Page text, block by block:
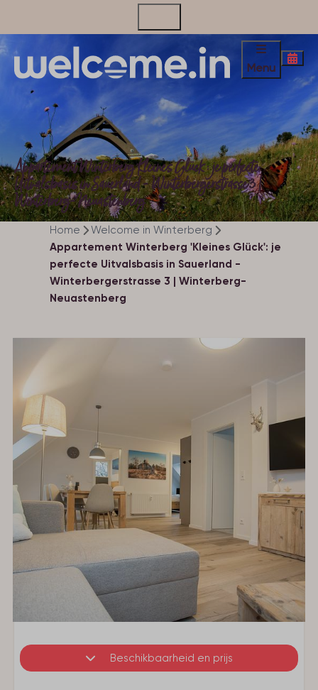
Menu
Appartement Winterberg 'Kleines Glück': je perfecte
Uitvalsbasis in Sauerland - Winterbergerstrasse 3 |
Winterberg-Neuastenberg
Home
Welcome in Winterberg
Appartement Winterberg 'Kleines Glück': je
perfecte Uitvalsbasis in Sauerland -
Winterbergerstrasse 3 | Winterberg-
Neuastenberg
Beschikbaarheid en prijs